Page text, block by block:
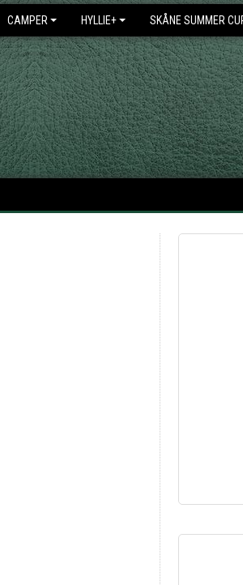
CAMPER HYLLIE+ SKÅNE SUMMER